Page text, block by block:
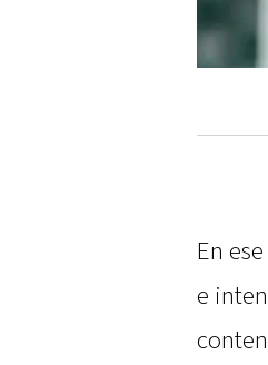
En
e